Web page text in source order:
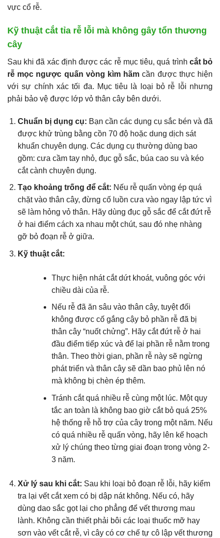
vực cổ rễ.
Kỹ thuật cắt tỉa rễ lỗi mà không gây tổn thương
cây
Sau khi đã xác định được các rễ mục tiêu, quá trình cắt bỏ
rễ mọc ngược quấn vòng kìm hãm cần được thực hiện
với sự chính xác tối đa. Mục tiêu là loại bỏ rễ lỗi nhưng
phải bảo vệ được lớp vỏ thân cây bên dưới.
Chuẩn bị dụng cụ: Bạn cần các dụng cụ sắc bén và đã
được khử trùng bằng cồn 70 độ hoặc dung dịch sát
khuẩn chuyên dụng. Các dụng cụ thường dùng bao
gồm: cưa cầm tay nhỏ, đục gỗ sắc, búa cao su và kéo
cắt cành chuyên dụng.
Tạo khoảng trống để cắt: Nếu rễ quấn vòng ép quá
chặt vào thân cây, đừng cố luồn cưa vào ngay lập tức vì
sẽ làm hỏng vỏ thân. Hãy dùng đục gỗ sắc để cắt đứt rễ
ở hai điểm cách xa nhau một chút, sau đó nhẹ nhàng
gỡ bỏ đoạn rễ ở giữa.
Kỹ thuật cắt:
Thực hiện nhát cắt dứt khoát, vuông góc với
chiều dài của rễ.
Nếu rễ đã ăn sâu vào thân cây, tuyệt đối
không được cố gắng cậy bỏ phần rễ đã bị
thân cây “nuốt chửng”. Hãy cắt đứt rễ ở hai
đầu điểm tiếp xúc và để lại phần rễ nằm trong
thân. Theo thời gian, phần rễ này sẽ ngừng
phát triển và thân cây sẽ dần bao phủ lên nó
mà không bị chèn ép thêm.
Tránh cắt quá nhiều rễ cùng một lúc. Một quy
tắc an toàn là không bao giờ cắt bỏ quá 25%
hệ thống rễ hỗ trợ của cây trong một năm. Nếu
có quá nhiều rễ quấn vòng, hãy lên kế hoạch
xử lý chúng theo từng giai đoạn trong vòng 2-
3 năm.
Xử lý sau khi cắt: Sau khi loại bỏ đoạn rễ lỗi, hãy kiểm
tra lại vết cắt xem có bị dập nát không. Nếu có, hãy
dùng dao sắc gọt lại cho phẳng để vết thương mau
lành. Không cần thiết phải bôi các loại thuốc mỡ hay
sơn vào vết cắt rễ, vì cây có cơ chế tự cô lập vết thương